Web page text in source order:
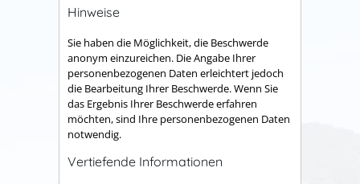
Hinweise
Sie haben die Möglichkeit, die Beschwerde
anonym einzureichen. Die Angabe Ihrer
personenbezogenen Daten erleichtert jedoch
die Bearbeitung Ihrer Beschwerde. Wenn Sie
das Ergebnis Ihrer Beschwerde erfahren
möchten, sind Ihre personenbezogenen Daten
notwendig.
Vertiefende Informationen